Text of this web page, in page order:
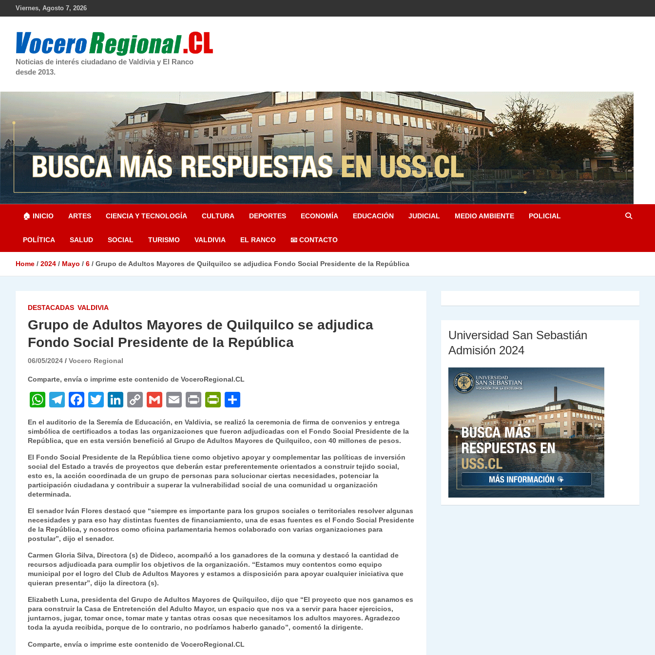
Viernes, Agosto 7, 2026
Noticias de interés ciudadano de Valdivia y El Ranco
desde 2013.
🏠 INICIO ARTES CIENCIA Y TECNOLOGÍA CULTURA DEPORTES ECONOMÍA EDUCACIÓN JUDICIAL MEDIO AMBIENTE POLICIAL
POLÍTICA SALUD SOCIAL TURISMO VALDIVIA EL RANCO 📧 CONTACTO
Home 2024 Mayo 6 Grupo de Adultos Mayores de Quilquilco se adjudica Fondo Social Presidente de la República
DESTACADAS VALDIVIA
Grupo de Adultos Mayores de Quilquilco se adjudica
Fondo Social Presidente de la República
06/05/2024 Vocero Regional
Comparte, envía o imprime este contenido de VoceroRegional.CL
W
at
s
A
p
p
T
el
e
gr
a
m
F
a
c
e
b
o
o
k
T
itt
er
Li
n
k
e
dI
n
C
o
p
y
Li
n
k
G
m
ai
l
E
m
ai
l
P
ri
nt
P
nt
Fr
ie
n
dl
y
o
m
p
ar
tir
En el auditorio de la Seremía de Educación, en Valdivia, se realizó la ceremonia de firma de convenios y entrega
simbólica de certificados a todas las organizaciones que fueron adjudicadas con el Fondo Social Presidente de la
República, que en esta versión benefició al Grupo de Adultos Mayores de Quilquilco, con 40 millones de pesos.
El Fondo Social Presidente de la República tiene como objetivo apoyar y complementar las políticas de inversión
social del Estado a través de proyectos que deberán estar preferentemente orientados a construir tejido social,
esto es, la acción coordinada de un grupo de personas para solucionar ciertas necesidades, potenciar la
participación ciudadana y contribuir a superar la vulnerabilidad social de una comunidad u organización
determinada.
El senador Iván Flores destacó que “siempre es importante para los grupos sociales o territoriales resolver algunas
necesidades y para eso hay distintas fuentes de financiamiento, una de esas fuentes es el Fondo Social Presidente
de la República, y nosotros como oficina parlamentaria hemos colaborado con varias organizaciones para
postular”, dijo el senador.
Carmen Gloria Silva, Directora (s) de Dideco, acompañó a los ganadores de la comuna y destacó la cantidad de
recursos adjudicada para cumplir los objetivos de la organización. “Estamos muy contentos como equipo
municipal por el logro del Club de Adultos Mayores y estamos a disposición para apoyar cualquier iniciativa que
quieran presentar”, dijo la directora (s).
Elizabeth Luna, presidenta del Grupo de Adultos Mayores de Quilquilco, dijo que “El proyecto que nos ganamos es
para construir la Casa de Entretención del Adulto Mayor, un espacio que nos va a servir para hacer ejercicios,
juntarnos, jugar, tomar once, tomar mate y tantas otras cosas que necesitamos los adultos mayores. Agradezco
toda la ayuda recibida, porque de lo contrario, no podríamos haberlo ganado”, comentó la dirigente.
Comparte, envía o imprime este contenido de VoceroRegional.CL
Universidad San Sebastián
Admisión 2024